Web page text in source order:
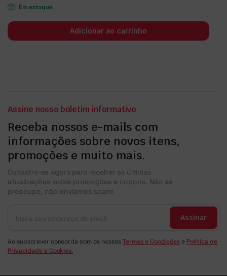
Em estoque
Adicionar ao carrinho
Assine nosso boletim informativo
Receba nossos e-mails com
informações sobre novos itens,
promoções e muito mais.
Cadastre-se agora para receber as últimas
atualizações sobre promoções e cupons. Não se
preocupe, não enviamos spam!
Assinar
Ao subscrever concorda com os nossosTermos e Condições e Política de
Privacidade e Cookies.